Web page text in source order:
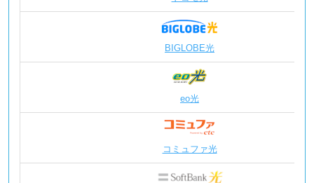
マカフィ
固定IP・ドメイン・サーバー・バックアップ
BIGLOBE光
eo光
コミュファ光